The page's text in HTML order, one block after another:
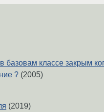
базовам классе закрым
? (2005)
(2019)